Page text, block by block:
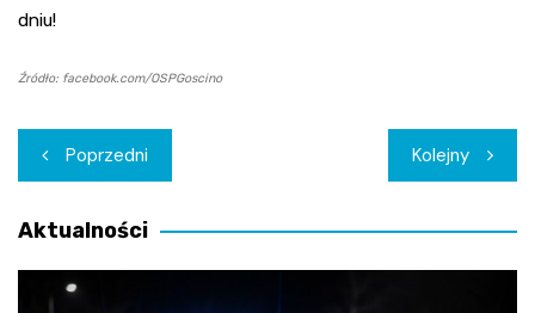
dniu!
Źródło: facebook.com/OSPGoscino
Nawigacja
wpisu
Poprzedni Kolejny
Aktualności